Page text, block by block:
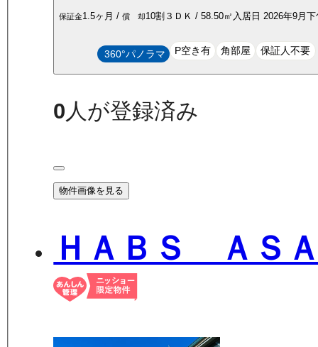
保証金1.5ヶ月 /償 却10割 ３ＤＫ /58.50㎡ 入居日 2026年9月下
360°パノラマ P空き有 角部屋 保証人不要
0 人が登録済み
物件画像を見る
ＨＡＢＳ ＡＳ